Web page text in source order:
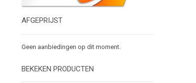
AFGEPRIJST
Geen aanbiedingen op dit moment.
BEKEKEN PRODUCTEN